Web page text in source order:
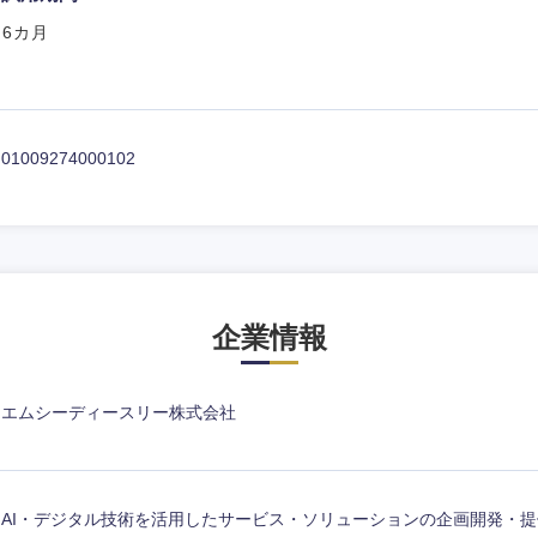
6カ月
01009274000102
企業情報
エムシーディースリー株式会社
AI・デジタル技術を活用したサービス・ソリューションの企画開発・